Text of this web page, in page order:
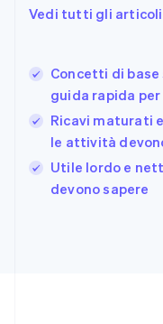
Vedi tutti gli
Concetti di
guida rapida
Ricavi maturati
le attività
Utile lordo e
devono sapere
FrançaisEnglish
Giappone
日本語English
English
Grecia
English
India